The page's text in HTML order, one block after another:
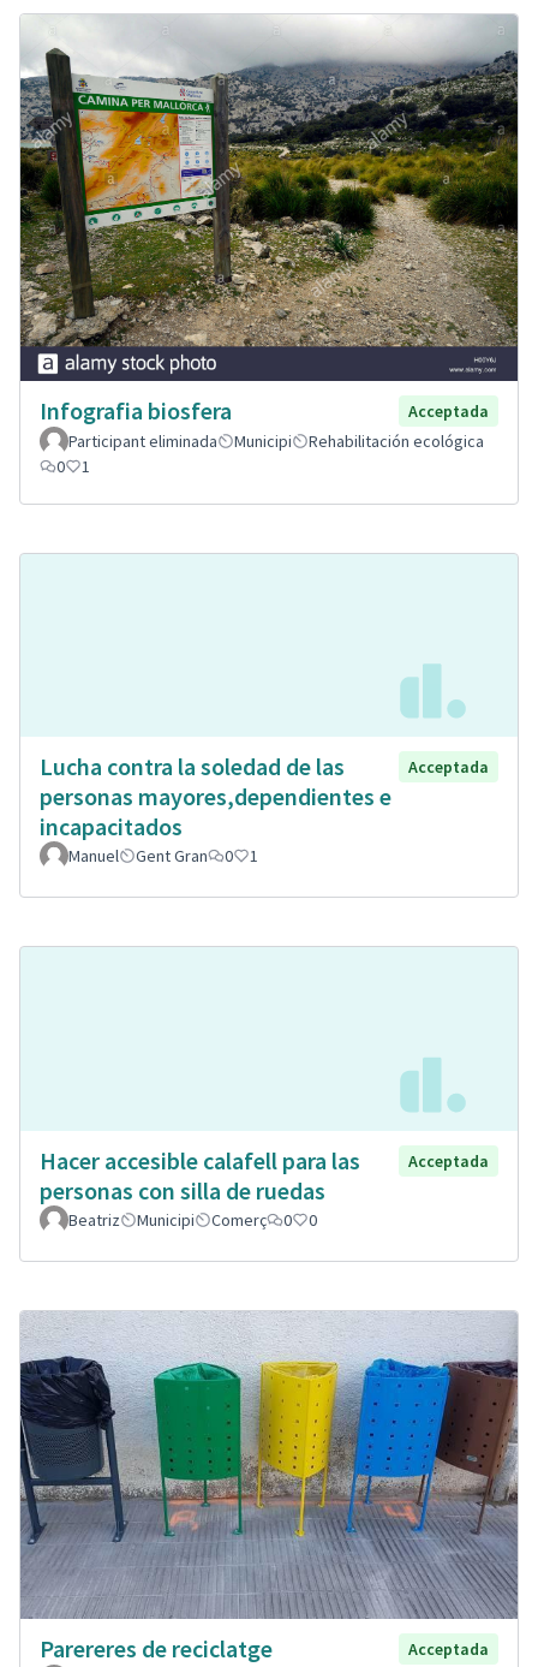
Infografia biosfera
Acceptada
Participant eliminada
Municipi
Rehabilitación ecológica
0
1
Lucha contra la soledad de las
personas mayores,dependientes e
incapacitados
Acceptada
Manuel Gent Gran 0 1
Hacer accesible calafell para las
personas con silla de ruedas
Acceptada
Beatriz Municipi Comerç 0 0
Parereres de reciclatge
Acceptada